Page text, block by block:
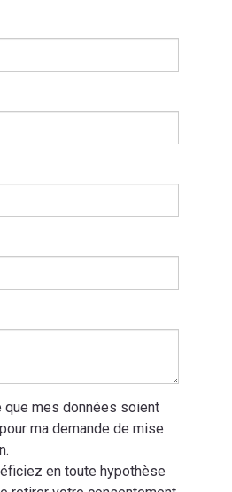
que mes données soient
ma demande de mise
en toute hypothèse